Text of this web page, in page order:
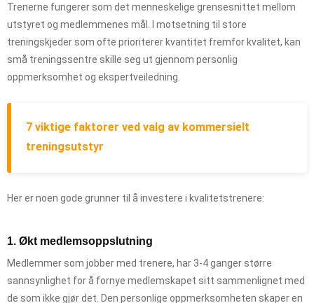
Trenerne fungerer som det menneskelige grensesnittet mellom
utstyret og medlemmenes mål. I motsetning til store
treningskjeder som ofte prioriterer kvantitet fremfor kvalitet, kan
små treningssentre skille seg ut gjennom personlig
oppmerksomhet og ekspertveiledning.
7 viktige faktorer ved valg av kommersielt
treningsutstyr
Her er noen gode grunner til å investere i kvalitetstrenere:
1. Økt medlemsoppslutning
Medlemmer som jobber med trenere, har 3-4 ganger større
sannsynlighet for å fornye medlemskapet sitt sammenlignet med
de som ikke gjør det. Den personlige oppmerksomheten skaper en